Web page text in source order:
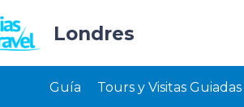
Londres
Guía Tours y Visitas Guiadas